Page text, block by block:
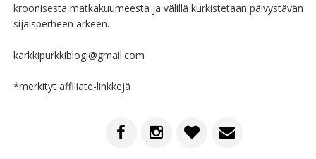
kroonisesta matkakuumeesta ja välillä kurkistetaan päivystävän
sijaisperheen arkeen.
karkkipurkkiblogi@gmail.com
*merkityt affiliate-linkkejä